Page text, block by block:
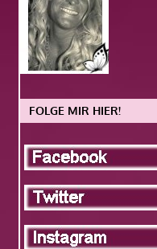
FOLGE MIR HIER!